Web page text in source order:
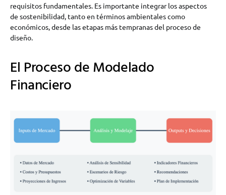
requisitos fundamentales. Es importante integrar los aspectos
de sostenibilidad, tanto en términos ambientales como
económicos, desde las etapas más tempranas del proceso de
diseño.
El Proceso de Modelado
Financiero